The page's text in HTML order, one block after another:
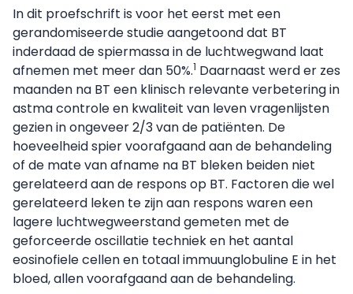
In dit proefschrift is voor het eerst met een
gerandomiseerde studie aangetoond dat BT
inderdaad de spiermassa in de luchtwegwand laat
afnemen met meer dan 50%.1 Daarnaast werd er zes
maanden na BT een klinisch relevante verbetering in
astma controle en kwaliteit van leven vragenlijsten
gezien in ongeveer 2/3 van de patiënten. De
hoeveelheid spier voorafgaand aan de behandeling
of de mate van afname na BT bleken beiden niet
gerelateerd aan de respons op BT. Factoren die wel
gerelateerd leken te zijn aan respons waren een
lagere luchtwegweerstand gemeten met de
geforceerde oscillatie techniek en het aantal
eosinofiele cellen en totaal immuunglobuline E in het
bloed, allen voorafgaand aan de behandeling.